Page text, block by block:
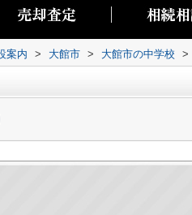
案内 > 大館市 > 大館市の中学校 >